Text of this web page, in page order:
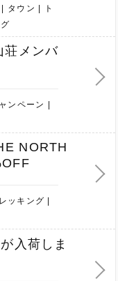
タウン
ト
メンバ
ンペーン
NORTH
ッキング
入荷しま